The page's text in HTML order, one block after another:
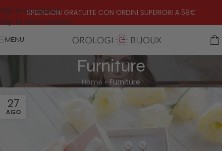
Skip to navigation
Skip to main content
SPEDIZIONI GRATUITE CON ORDINI SUPERIORI A 59€
MENU
Furniture
Home »Furniture
27
AGO